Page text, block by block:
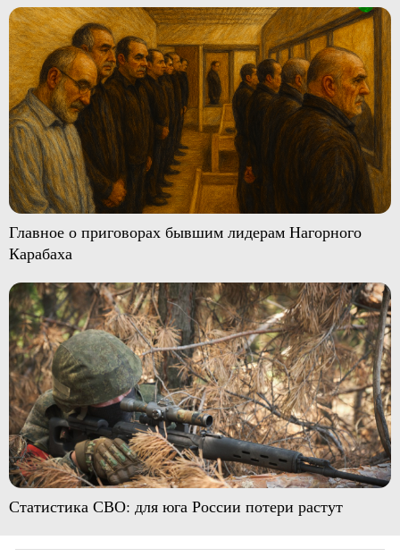
Главное о приговорах бывшим лидерам Нагорного
Карабаха
Статистика СВО: для юга России потери растут